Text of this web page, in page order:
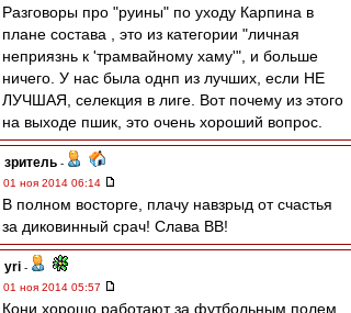
Разговоры про "руины" по уходу Карпина в
плане состава , это из категории "личная
неприязнь к 'трамвайному хаму'", и больше
ничего. У нас была однп из лучших, если НЕ
ЛУЧШАЯ, селекция в лиге. Вот почему из этого
на выходе пшик, это очень хороший вопрос.
зpитель -
01 ноя 2014 06:14
В полном восторге, плачу навзрыд от счастья
за диковинный срач! Слава ВВ!
yri -
01 ноя 2014 05:57
Кони хорошо работают за футбольным полем